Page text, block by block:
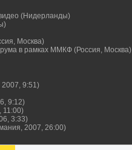
(Нидерланды)
Москва)
в рамках ММКФ (Россия, Москва)
2007, 9:51)
9:12)
11:00)
3:33)
2007, 26:00)